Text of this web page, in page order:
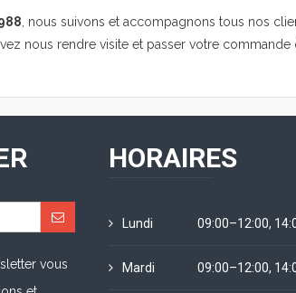
, nous suivons et accompagnons tous nos
nous rendre visite et passer votre commande
vous
HORAIRES
Lundi 09:00–12:00,
Mardi 09:00–12:00,